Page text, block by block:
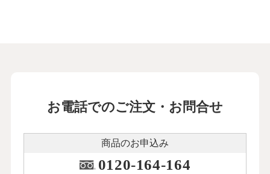
お電話でのご注文・お問合せ
商品のお申込み
0120-164-164